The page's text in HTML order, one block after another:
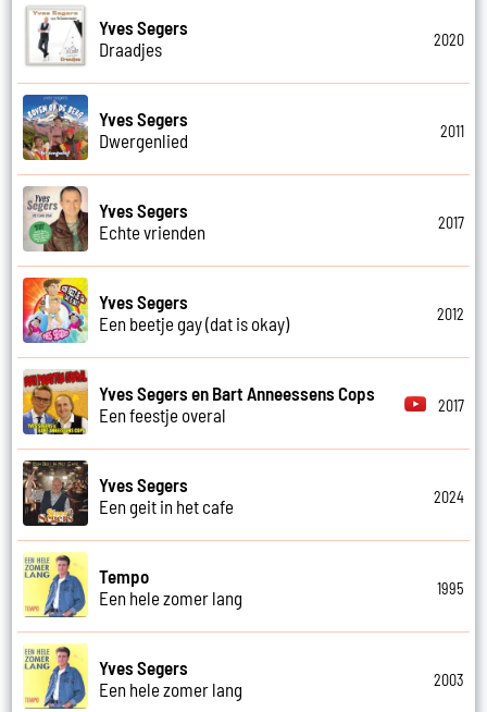
Yves Segers
Draadjes
2020
Yves Segers
Dwergenlied
2011
Yves Segers
Echte vrienden
2017
Yves Segers
Een beetje gay (dat is okay)
2012
Yves Segers en Bart Anneessens Cops
Een feestje overal
2017
Yves Segers
Een geit in het cafe
2024
Tempo
Een hele zomer lang
1995
Yves Segers
Een hele zomer lang
2003